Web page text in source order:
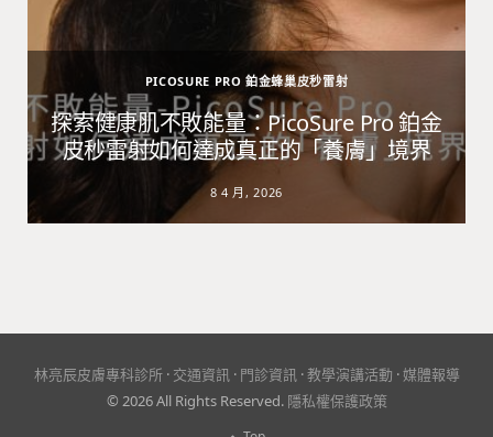
PICOSURE PRO 鉑金蜂巢皮秒雷射
探索健康肌不敗能量：PicoSure Pro 鉑金
皮秒雷射如何達成真正的「養膚」境界
8 4 月, 2026
林亮辰皮膚專科診所· 交通資訊· 門診資訊·教學演講活動 ·媒體報導
© 2026 All Rights Reserved. 隱私權保護政策